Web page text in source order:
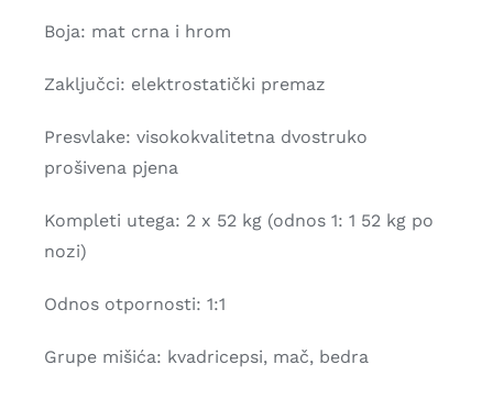
Boja: mat crna i hrom
Zaključci: elektrostatički premaz
Presvlake: visokokvalitetna dvostruko
prošivena pjena
Kompleti utega: 2 x 52 kg (odnos 1: 1 52 kg po
nozi)
Odnos otpornosti: 1:1
Grupe mišića: kvadricepsi, mač, bedra